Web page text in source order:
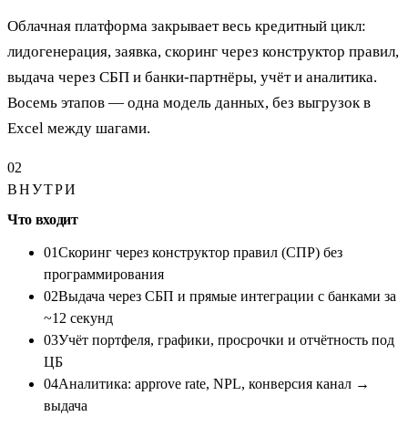
Облачная платформа закрывает весь кредитный цикл:
лидогенерация, заявка, скоринг через конструктор правил,
выдача через СБП и банки-партнёры, учёт и аналитика.
Восемь этапов — одна модель данных, без выгрузок в
Excel между шагами.
02
ВНУТРИ
Что входит
01Скоринг через конструктор правил (СПР) без
программирования
02Выдача через СБП и прямые интеграции с банками за
~12 секунд
03Учёт портфеля, графики, просрочки и отчётность под
ЦБ
04Аналитика: approve rate, NPL, конверсия канал →
выдача